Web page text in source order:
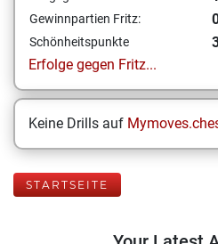
Gewinnpartien Fritz:
Schönheitspunkte
Erfolge gegen Fritz...
Keine Drills auf
STARTSEITE